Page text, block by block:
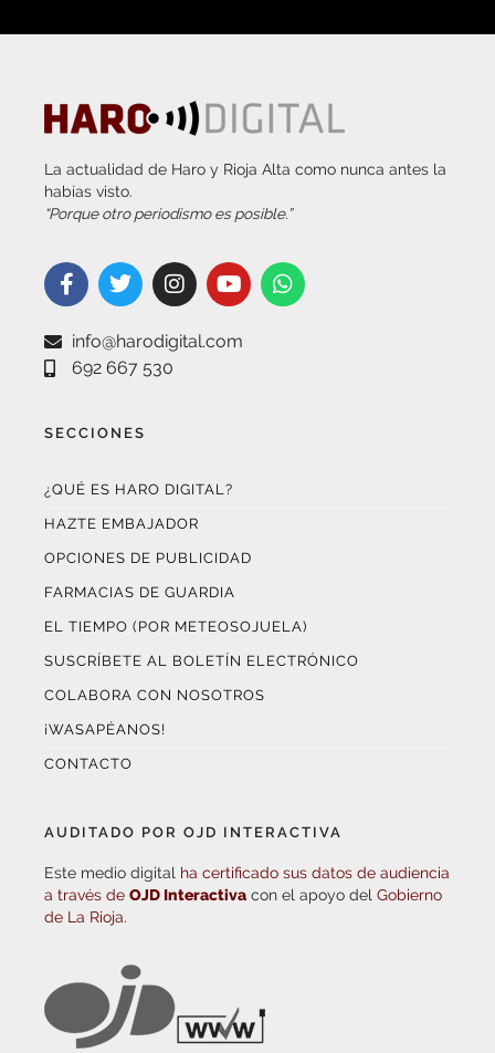
La actualidad de Haro y Rioja Alta como nunca antes la
habías visto.
“Porque otro periodismo es posible.”
info@harodigital.com
692 667 530
SECCIONES
¿QUÉ ES HARO DIGITAL?
HAZTE EMBAJADOR
OPCIONES DE PUBLICIDAD
FARMACIAS DE GUARDIA
EL TIEMPO (POR METEOSOJUELA)
SUSCRÍBETE AL BOLETÍN ELECTRÓNICO
COLABORA CON NOSOTROS
¡WASAPÉANOS!
CONTACTO
AUDITADO POR OJD INTERACTIVA
Este medio digital ha certificado sus datos de audiencia
a través de OJD Interactiva con el apoyo del Gobierno
de La Rioja.